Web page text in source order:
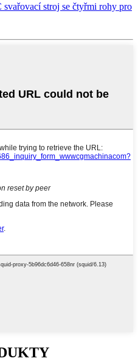
stroj se čtyřmi rohy pro